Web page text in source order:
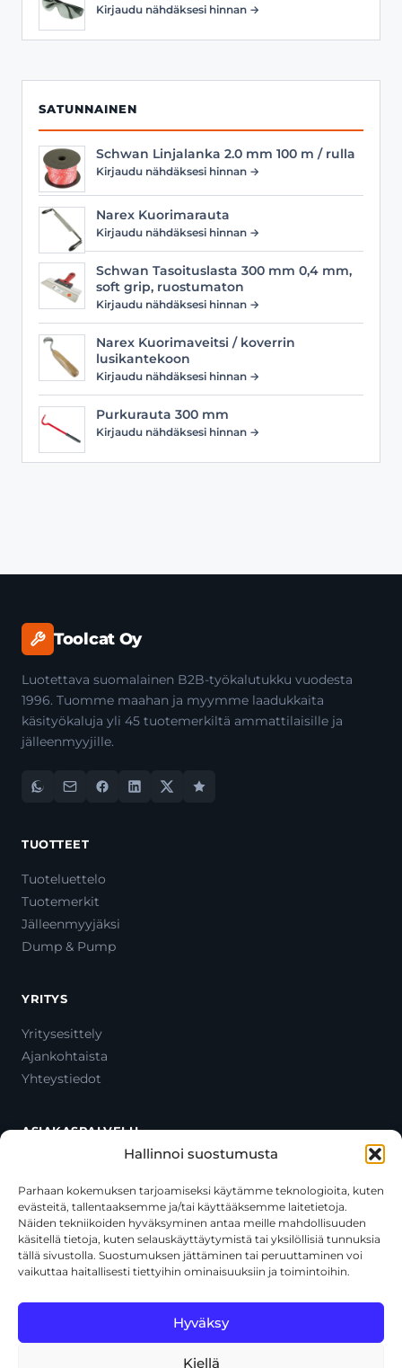
Hallinnoi suostumusta
Parhaan kokemuksen tarjoamiseksi käytämme teknologioita, kuten
evästeitä, tallentaaksemme ja/tai käyttääksemme laitetietoja.
Näiden tekniikoiden hyväksyminen antaa meille mahdollisuuden
käsitellä tietoja, kuten selauskäyttäytymistä tai yksilöllisiä tunnuksia
tällä sivustolla. Suostumuksen jättäminen tai peruuttaminen voi
vaikuttaa haitallisesti tiettyihin ominaisuuksiin ja toimintoihin.
Hyväksy
Kiellä
Kirjaudu nähdäksesi hinnan →
SATUNNAINEN
Schwan Linjalanka 2.0 mm 100 m / rulla
Kirjaudu nähdäksesi hinnan →
Narex Kuorimarauta
Kirjaudu nähdäksesi hinnan →
Schwan Tasoituslasta 300 mm 0,4 mm,
soft grip, ruostumaton
Kirjaudu nähdäksesi hinnan →
Narex Kuorimaveitsi / koverrin
lusikantekoon
Kirjaudu nähdäksesi hinnan →
Purkurauta 300 mm
Kirjaudu nähdäksesi hinnan →
Toolcat Oy
Luotettava suomalainen B2B-työkalutukku vuodesta
1996. Tuomme maahan ja myymme laadukkaita
käsityökaluja yli 45 tuotemerkiltä ammattilaisille ja
jälleenmyyjille.
TUOTTEET
Tuoteluettelo
Tuotemerkit
Jälleenmyyjäksi
Dump & Pump
YRITYS
Yritysesittely
Ajankohtaista
Yhteystiedot
ASIAKASPALVELU
Oma tili
Maksutavat
Toimitustavat
Usein kysytyt kysymykset
+358 44 270 3795
asiakaspalvelu@toolcat.fi